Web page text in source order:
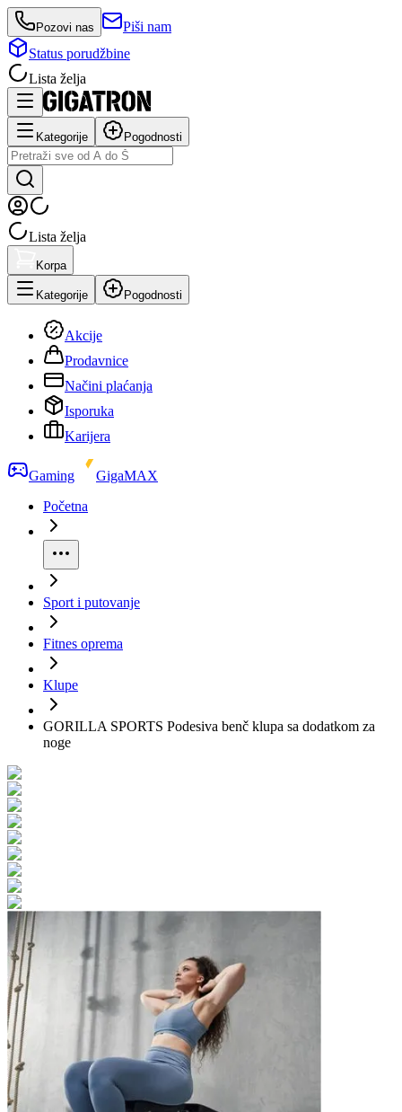
Pozovi nas
Piši nam
Status porudžbine
Lista želja
Kategorije Pogodnosti
Lista želja
Korpa
Kategorije Pogodnosti
Akcije
Prodavnice
Načini plaćanja
Isporuka
Karijera
Gaming
GigaMAX
Početna
Sport i putovanje
Fitnes oprema
Klupe
GORILLA SPORTS Podesiva benč klupa sa dodatkom za
noge